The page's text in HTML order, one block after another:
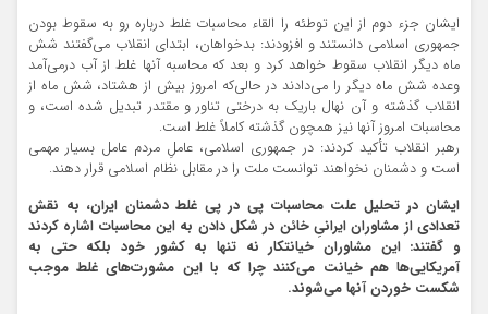
ایشان جزء دوم از این توطئه را القاء محاسبات غلط درباره رو به سقوط بودن
جمهوری اسلامی دانستند و افزودند: بدخواهان، ابتدای انقلاب می‌گفتند شش
ماه دیگر انقلاب سقوط خواهد کرد و بعد که محاسبه آنها غلط از آب درمی‌آمد
وعده شش ماه دیگر را می‌دادند در حالی‌که امروز بیش از هشتاد، شش ماه از
انقلاب گذشته و آن نهال باریک به درختی تناور و مقتدر تبدیل شده است، و
محاسبات امروز آنها نیز همچون گذشته کاملاً غلط است.
رهبر انقلاب تأکید کردند: در جمهوری اسلامی، عاملِ مردم عامل بسیار مهمی
است و دشمنان نخواهند توانست ملت را در مقابل نظام اسلامی قرار دهند.
ایشان در تحلیل علت محاسبات پی در پی غلط دشمنان ایران، به نقش
تعدادی از مشاوران ایرانیِ خائن در شکل دادن به این محاسبات اشاره کردند
و گفتند: این مشاوران خیانتکار نه تنها به کشور خود بلکه حتی به
آمریکایی‌ها هم خیانت می‌کنند چرا که با این مشورت‌های غلط موجب
شکست خوردن آنها می‌شوند.